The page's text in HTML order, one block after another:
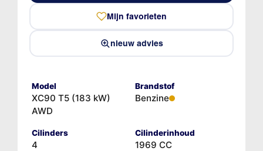
Mijn favorieten
nieuw advies
Model
XC90 T5 (183 kW)
AWD
Brandstof
Benzine
Cilinders
4
Cilinderinhoud
1969 CC